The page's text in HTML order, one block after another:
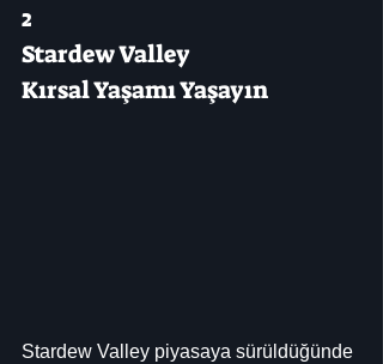
2
Stardew Valley
Kırsal Yaşamı Yaşayın
Stardew Valley piyasaya sürüldüğünde